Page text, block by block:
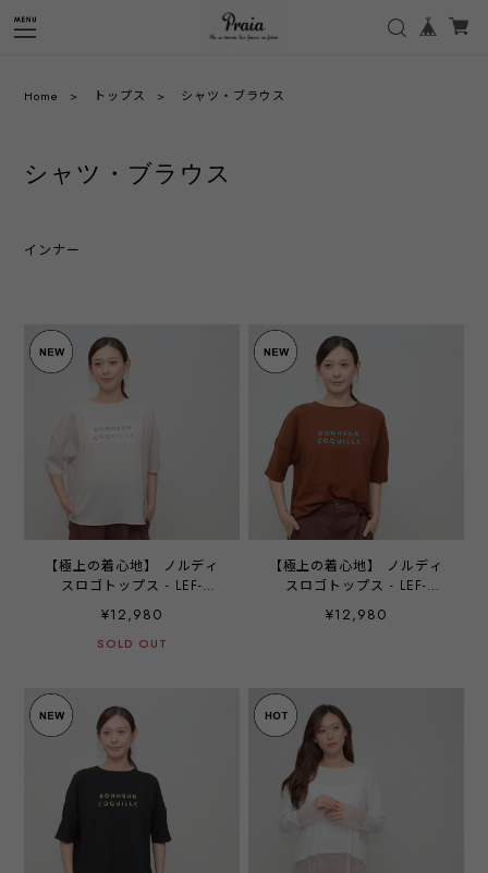
Home トップス シャツ・ブラウス
シャツ・ブラウス
インナー
【極上の着心地】 ノルディ
スロゴトップス - LEF-
¥12,980
SOLD OUT
【極上の着心地】 ノルディ
スロゴトップス - LEF-
¥12,980